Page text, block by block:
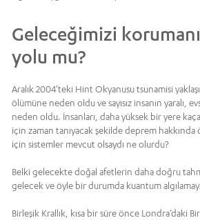
Geleceğimizi
yolu mu?
Aralık 2004’teki Hint Okyanusu tsunamisi
ölümüne neden oldu ve sayısız insanın yaralı,
neden oldu. İnsanları, daha yüksek bir yere
için zaman tanıyacak şekilde deprem hakkında
için sistemler mevcut olsaydı ne olurdu?
Belki gelecekte doğal afetlerin daha doğru
gelecek ve öyle bir durumda kuantum
Birleşik Krallık, kısa bir süre önce Londra’daki